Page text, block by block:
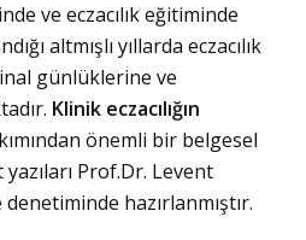
ve eczacılık eğitiminde
altmışlı yıllarda eczacılık
günlüklerine ve
Klinik eczacılığın
önemli bir belgesel
Prof.Dr. Levent
hazırlanmıştır.